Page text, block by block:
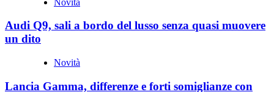
Audi Q9, sali a bordo del lusso senza quasi muovere
un dito
Novità
Lancia Gamma, differenze e forti somiglianze con